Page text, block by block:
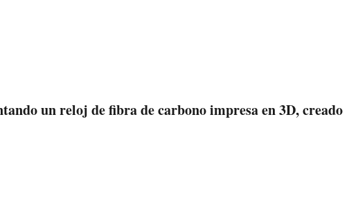
un reloj de fibra de carbono impresa en 3D, creado